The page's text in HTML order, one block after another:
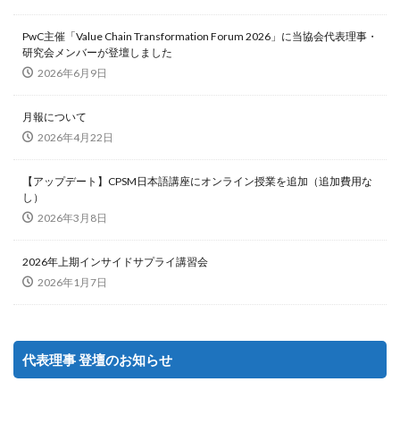
PwC主催「Value Chain Transformation Forum 2026」に当協会代表理事・
研究会メンバーが登壇しました
2026年6月9日
月報について
2026年4月22日
【アップデート】CPSM日本語講座にオンライン授業を追加（追加費用な
し）
2026年3月8日
2026年上期インサイドサプライ講習会
2026年1月7日
代表理事 登壇のお知らせ